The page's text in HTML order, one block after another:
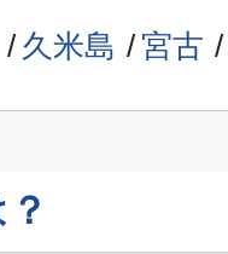
久米島 宮古